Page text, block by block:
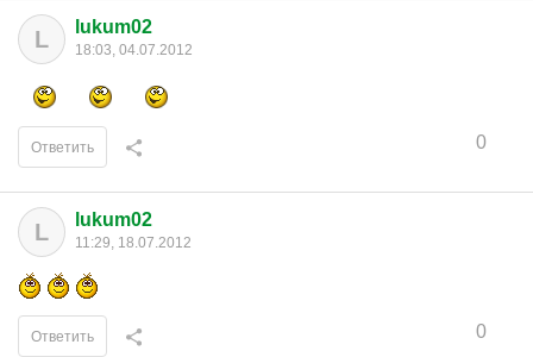
L lukum02
18:03, 04.07.2012
0
Ответить
L lukum02
11:29, 18.07.2012
0
Ответить